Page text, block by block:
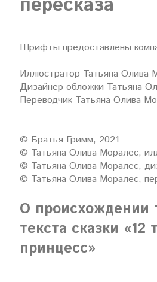
пересказа
Шрифты предоставлены
Иллюстратор Татьяна Олива
Дизайнер обложки Татьяна
Переводчик Татьяна Олива
© Братья Гримм, 2021
© Татьяна Олива Моралес,
© Татьяна Олива Моралес,
© Татьяна Олива Моралес,
О происхождении
текста сказки
принцесс»